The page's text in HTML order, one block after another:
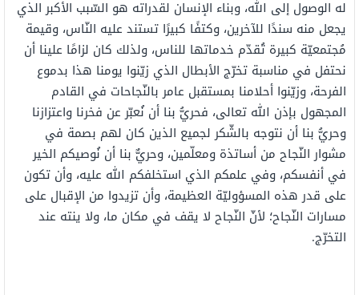
له الوصول إلى الله، وبناء الإنسان لقدراته هو السّبب الأكبر الذي
يجعل منه سندًا للآخرين، وكتفًا كبيرًا تستند عليه النّاس، وقيمة
مُجتمعيّة كبيرة تُقدّم خدماتها للناس، ولذلك كان لزامًا علينا أن
نحتفل في مناسبة تخرّج الأبطال الذي زيّنوا يومنا هذا بدموع
الفرحة، وزيّنوا أحلامنا بمستقبل عامر بالنّجاحات في القادم
المجهول بإذن الله تعالى، فحريُّ بنا أن نُعبّر عن فخرنا واعتزازنا
وحريُّ بنا أن نتوجه بالشّكر لجميع الذين كان لهم بصمة في
مشوار النّجاح من أساتذة ومعلّمين، وحريٌّ بنا أن نُوصيكم الخير
في أنفسكم، وفي علمكم الذي استخلفكم الله عليه، وأن تكون
على قدر هذه المسؤوليّة العظيمة، وأن تزيدوا من الإقبال على
مسارات النّجاح؛ لأنّ النّجاح لا يقف في مكان ما، ولا ينته عند
التخرّج.